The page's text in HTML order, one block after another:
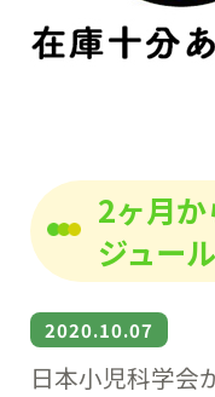
2ヶ月
ジュー
2020.10.07
日本小児科学会